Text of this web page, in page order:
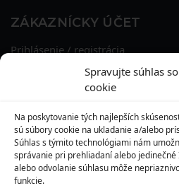
Spravujte súhlas
cookie
Na poskytovanie tých najlepších
sú súbory cookie na ukladanie a/alebo
Súhlas s týmito technológiami nám
správanie pri prehliadaní alebo
alebo odvolanie súhlasu môže
funkcie.
ZÁKAZNÍCKY ÚČET
Prihlásenie / registrácia
História objednávok
Zľavové kupóny
KONTAKT
MAXILO DENTAL, s. r. o.